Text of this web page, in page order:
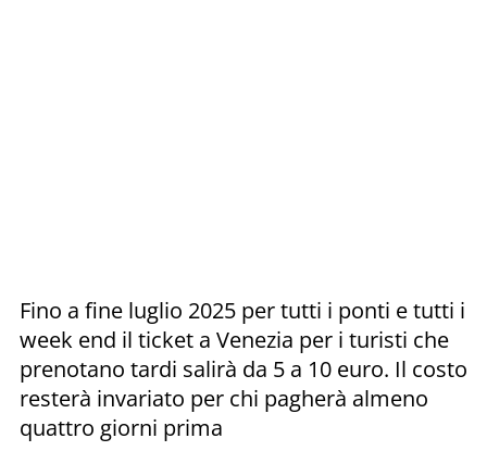
Fino a fine luglio 2025 per tutti i ponti e tutti i
week end il ticket a Venezia per i turisti che
prenotano tardi salirà da 5 a 10 euro. Il costo
resterà invariato per chi pagherà almeno
quattro giorni prima